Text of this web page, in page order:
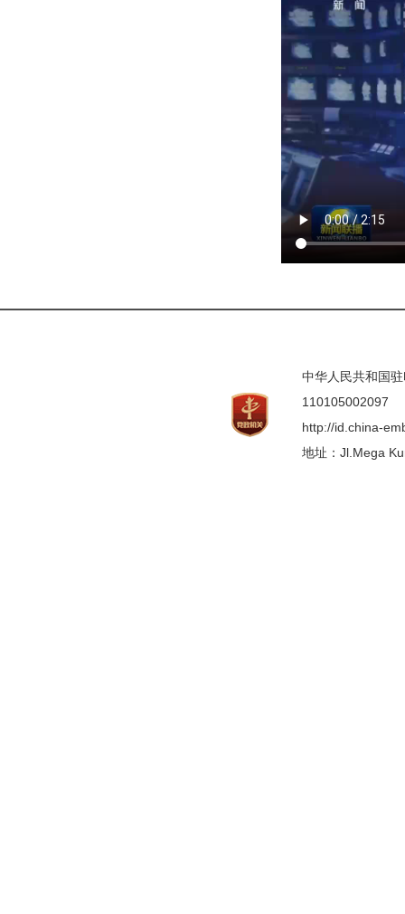
中华人民共和国
110105002097
http://id.china-
地址：Jl.Mega